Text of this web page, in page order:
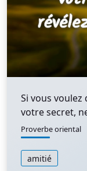
Si vous voulez
votre secret,
Proverbe oriental
amitié